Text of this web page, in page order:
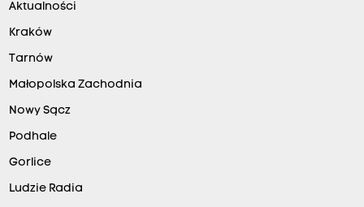
Aktualności
Kraków
Tarnów
Małopolska Zachodnia
Nowy Sącz
Podhale
Gorlice
Ludzie Radia